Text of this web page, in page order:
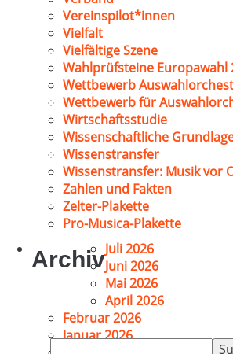
Vereinspilot*innen
Vielfalt
Vielfältige Szene
Wahlprüfsteine Europawahl
Wettbewerb
Wettbewerb für
Wirtschaftsstudie
Wissenschaftliche
Wissenstransfer
Wissenstransfer: Musik vor
Zahlen und Fakten
Zelter-Plakette
Pro-Musica-Plakette
ArchivJuli 2026
Juni 2026
Mai 2026
April 2026
Februar 2026
Januar 2026